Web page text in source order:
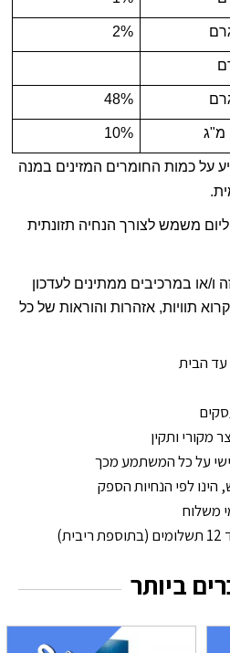
2%
48%
10%
על כמות החומרים המזינים במנה
קלוריות ליום משמש לצורך הנחיה תזונתית
ו/או במרכיבים ממתינים לעדכון
תוויות, אזהרות והוראות של כל
עד הבית
מקורי ותקין
על כל המשתמע מכך
הינו לפי הנחיות הספק
משלוח
ביותר